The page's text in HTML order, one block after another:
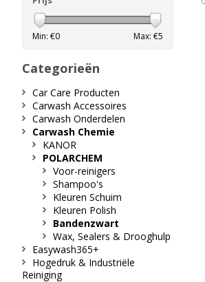
Min: €0 Max: €5
Categorieën
Car Care Producten
Carwash Accessoires
Carwash Onderdelen
Carwash Chemie
KANOR
POLARCHEM
Voor-reinigers
Shampoo's
Kleuren Schuim
Kleuren Polish
Bandenzwart
Wax, Sealers & Drooghulp
Easywash365+
Hogedruk & Industriële
Reiniging